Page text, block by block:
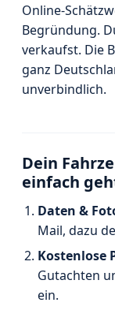
Online-
Begründung.
verkaufst. Die
ganz
unverbindlich.
Dein
einfach
Daten &
Mail, dazu
Kostenlose
Gutachten
ein.